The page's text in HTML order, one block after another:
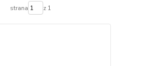
strana z 1